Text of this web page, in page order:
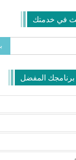
في خدمتك
برنامجك المفضل